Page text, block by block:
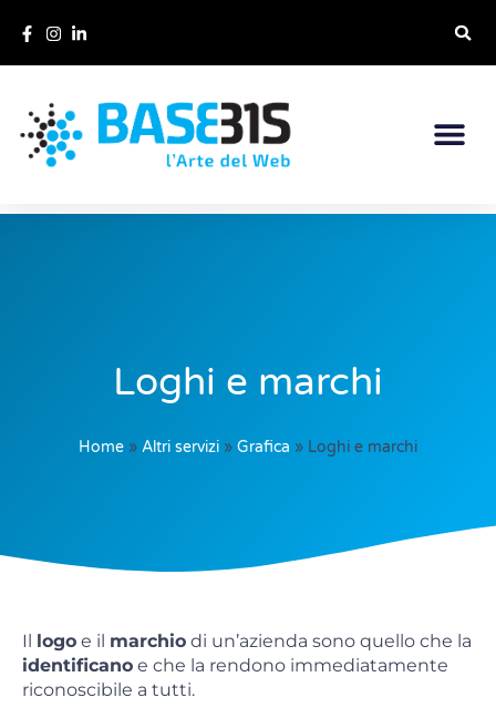
Loghi e marchi
Home » Altri servizi » Grafica » Loghi e marchi
Il logo e il marchio di un’azienda sono quello che la
identificano e che la rendono immediatamente
riconoscibile a tutti.